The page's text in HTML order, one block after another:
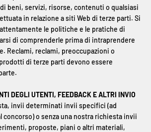
beni, servizi, risorse, contenuti o qualsiasi
in relazione a siti Web di terze parti. Si
le politiche e le pratiche di
di comprenderle prima di intraprendere
Reclami, reclami, preoccupazioni o
di terze parti devono essere
DEGLI UTENTI, FEEDBACK E ALTRI INVIO
invii determinati invii specifici (ad
o senza una nostra richiesta invii
proposte, piani o altri materiali,